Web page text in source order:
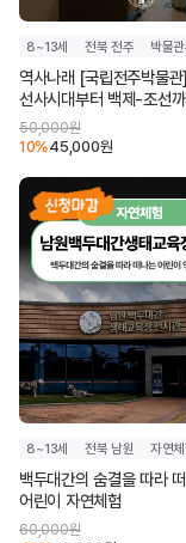
8~13세 전북 전주 박물
역사나래 [국립전주박물관]
선사시대부터 백제-조선
50,000원
10%45,000원
8~13세 전북 남원 자연
백두대간의 숨결을 따라
어린이 자연체험
60,000원